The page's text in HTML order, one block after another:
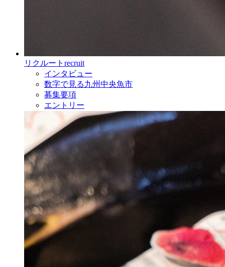
リクルート recruit
インタビュー
数字で見る九州中央魚市
募集要項
エントリー